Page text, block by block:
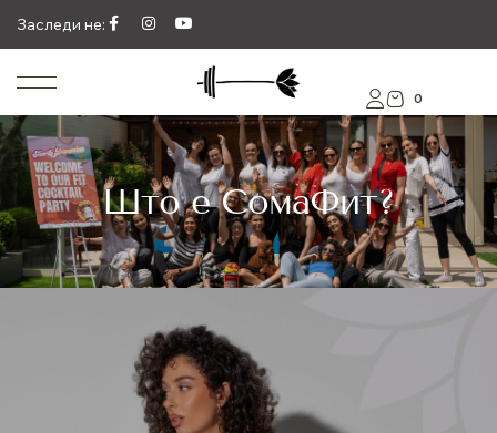
Заследи не:
0
Што е СомаФит?